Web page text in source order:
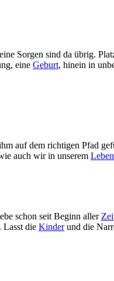
Sorgen sind da übrig.
eine Geburt, hinein in
auf dem richtigen Pfad
auch wir in unserem Leben
schon seit Beginn aller
Lasst die Kinderund die